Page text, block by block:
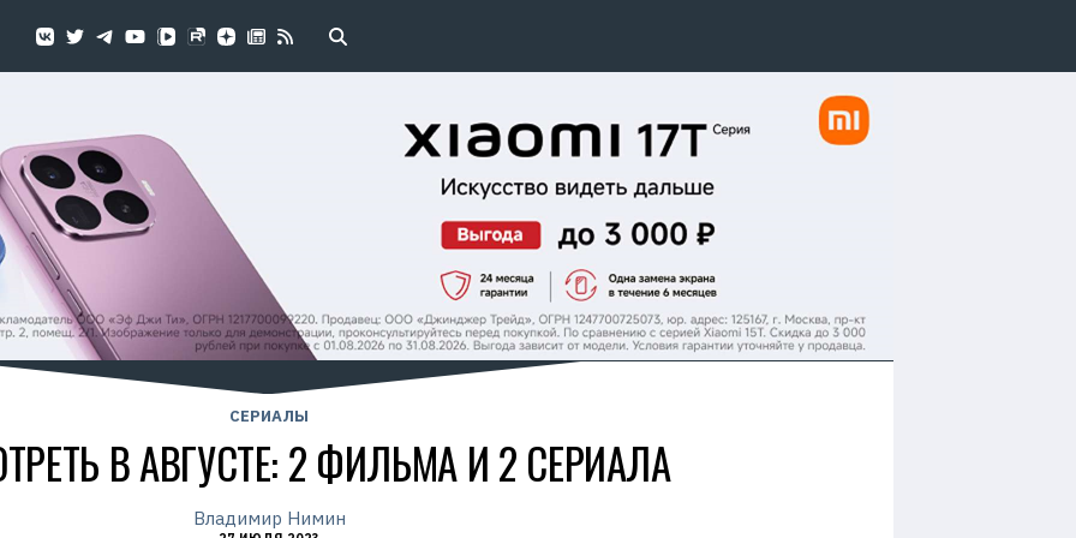
СЕРИАЛЫ
В АВГУСТЕ: 2 ФИЛЬМА И 2 СЕРИАЛА
Владимир Нимин